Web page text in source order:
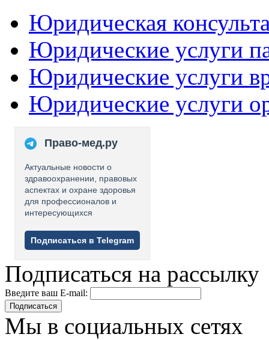
Юридическая
Юридические услуги
Юридические услуги
Юридические услуги
Право-мед.ру
Актуальные новости о
здравоохранении, правовых
аспектах и охране здоровья
для профессионалов и
интересующихся
Подписаться в Telegram
Подписаться на рассылку
Введите ваш E-mail:
Подписаться
Мы в социальных сетях